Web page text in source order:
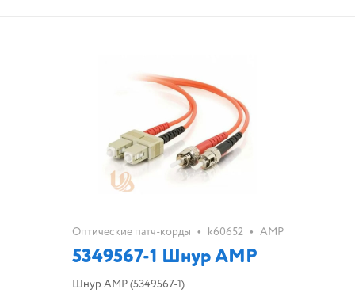
Оптические патч-корды • k60652 • AMP
5349567-1 Шнур AMP
Шнур AMP (5349567-1)